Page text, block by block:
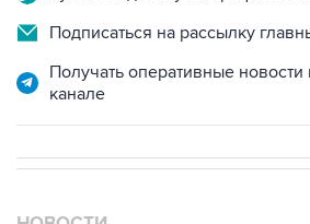
Получать оперативные
08 августа, 15:45